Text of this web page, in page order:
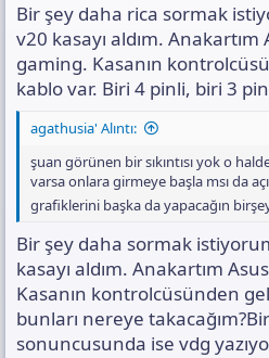
Bir şey daha rica sormak
v20 kasayı aldım.
gaming. Kasanın
kablo var. Biri 4 pinli, biri 3
agathusia' Alıntı:
şuan görünen bir sıkıntısı yok o
varsa onlara girmeye başla msı da
grafiklerini başka da yapacağın
Bir şey daha sormak
kasayı aldım. Anakartım
Kasanın kontrolcüsünden
bunları nereye
sonuncusunda ise vdg